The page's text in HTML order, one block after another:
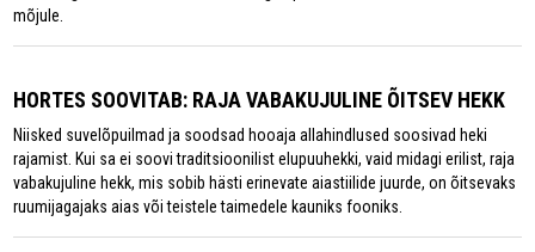
mõjule.
HORTES SOOVITAB: RAJA VABAKUJULINE ÕITSEV HEKK
Niisked suvelõpuilmad ja soodsad hooaja allahindlused soosivad heki
rajamist. Kui sa ei soovi traditsioonilist elupuuhekki, vaid midagi erilist, raja
vabakujuline hekk, mis sobib hästi erinevate aiastiilide juurde, on õitsevaks
ruumijagajaks aias või teistele taimedele kauniks fooniks.